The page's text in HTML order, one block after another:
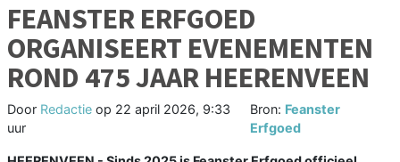
FEANSTER ERFGOED
ORGANISEERT EVENEMENTEN
ROND 475 JAAR HEERENVEEN
Door Redactie op 22 april 2026, 9:33
uur
Bron: Feanster
Erfgoed